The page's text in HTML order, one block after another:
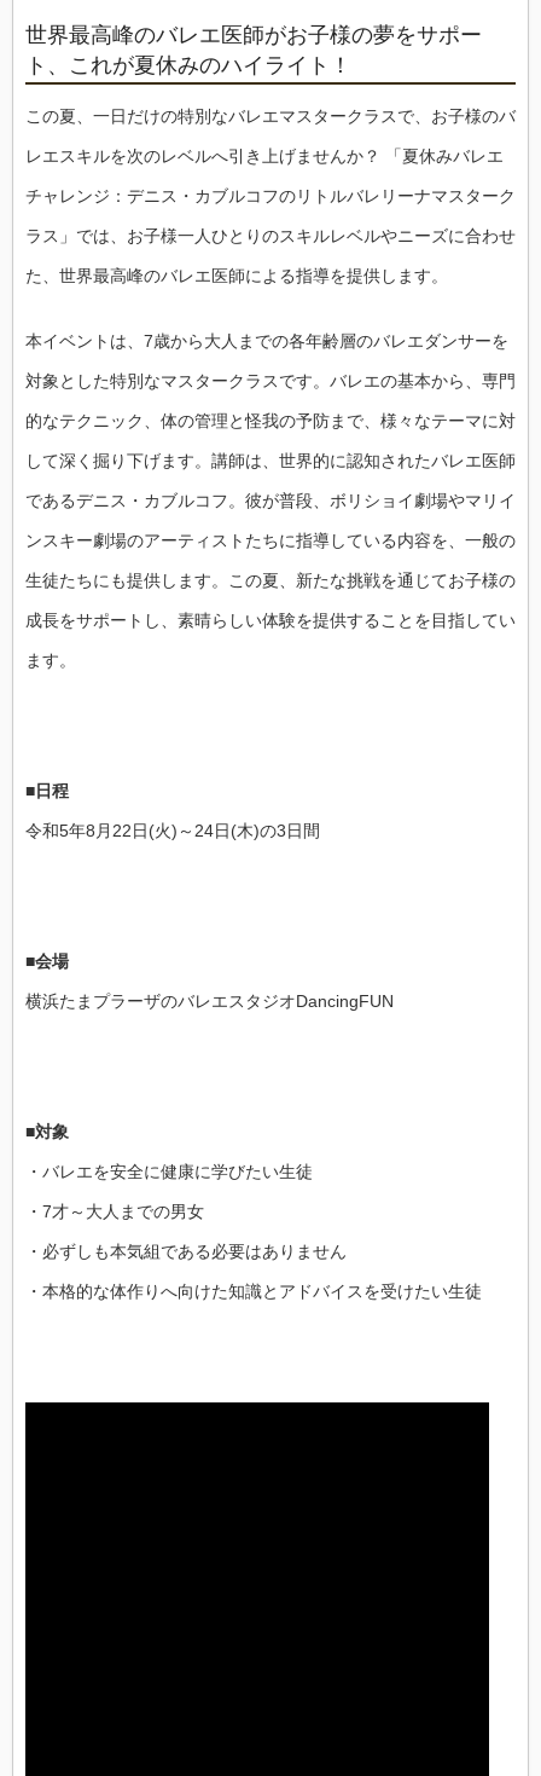
ク
ラ
ス
世界最高峰のバレエ医師がお子様の夢をサポー
ト、これが夏休みのハイライト！
この夏、一日だけの特別なバレエマスタークラスで、お子様のバ
レエスキルを次のレベルへ引き上げませんか？ 「夏休みバレエ
チャレンジ：デニス・カブルコフのリトルバレリーナマスターク
ラス」では、お子様一人ひとりのスキルレベルやニーズに合わせ
た、世界最高峰のバレエ医師による指導を提供します。
本イベントは、7歳から大人までの各年齢層のバレエダンサーを
対象とした特別なマスタークラスです。バレエの基本から、専門
的なテクニック、体の管理と怪我の予防まで、様々なテーマに対
して深く掘り下げます。講師は、世界的に認知されたバレエ医師
であるデニス・カブルコフ。彼が普段、ボリショイ劇場やマリイ
ンスキー劇場のアーティストたちに指導している内容を、一般の
生徒たちにも提供します。この夏、新たな挑戦を通じてお子様の
成長をサポートし、素晴らしい体験を提供することを目指してい
ます。
■日程
令和5年8月22日(火)～24日(木)の3日間
■会場
横浜たまプラーザのバレエスタジオDancingFUN
■対象
・バレエを安全に健康に学びたい生徒
・7才～大人までの男女
・必ずしも本気組である必要はありません
・本格的な体作りへ向けた知識とアドバイスを受けたい生徒